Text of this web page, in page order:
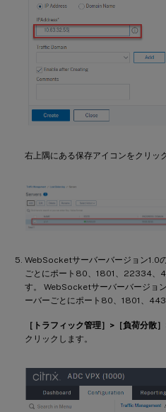
右上隅にある保存アイコンをクリッ
WebSocketサーバーバージョン1.0
ごとにポート80、1801、22334、
す。 WebSocketサーバーバージョ
ーバーごとにポート80、1801、
［トラフィック管理］>［負荷分散］
クリックします。